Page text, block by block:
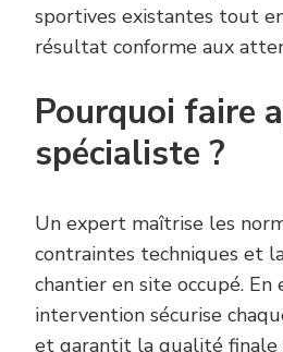
sportives existantes tout
résultat conforme aux
Pourquoi faire
spécialiste ?
Un expert maîtrise les
contraintes techniques et
chantier en site occupé. En
intervention sécurise
et garantit la qualité finale